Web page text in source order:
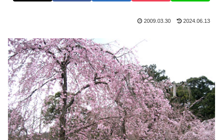
2009.03.30 2024.06.13